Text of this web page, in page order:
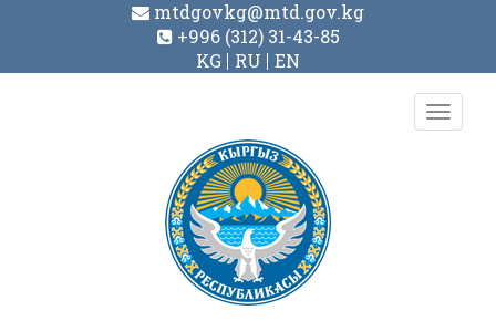
mtdgovkg@mtd.gov.kg
+996 (312) 31-43-85
KG
RU EN
Toggle